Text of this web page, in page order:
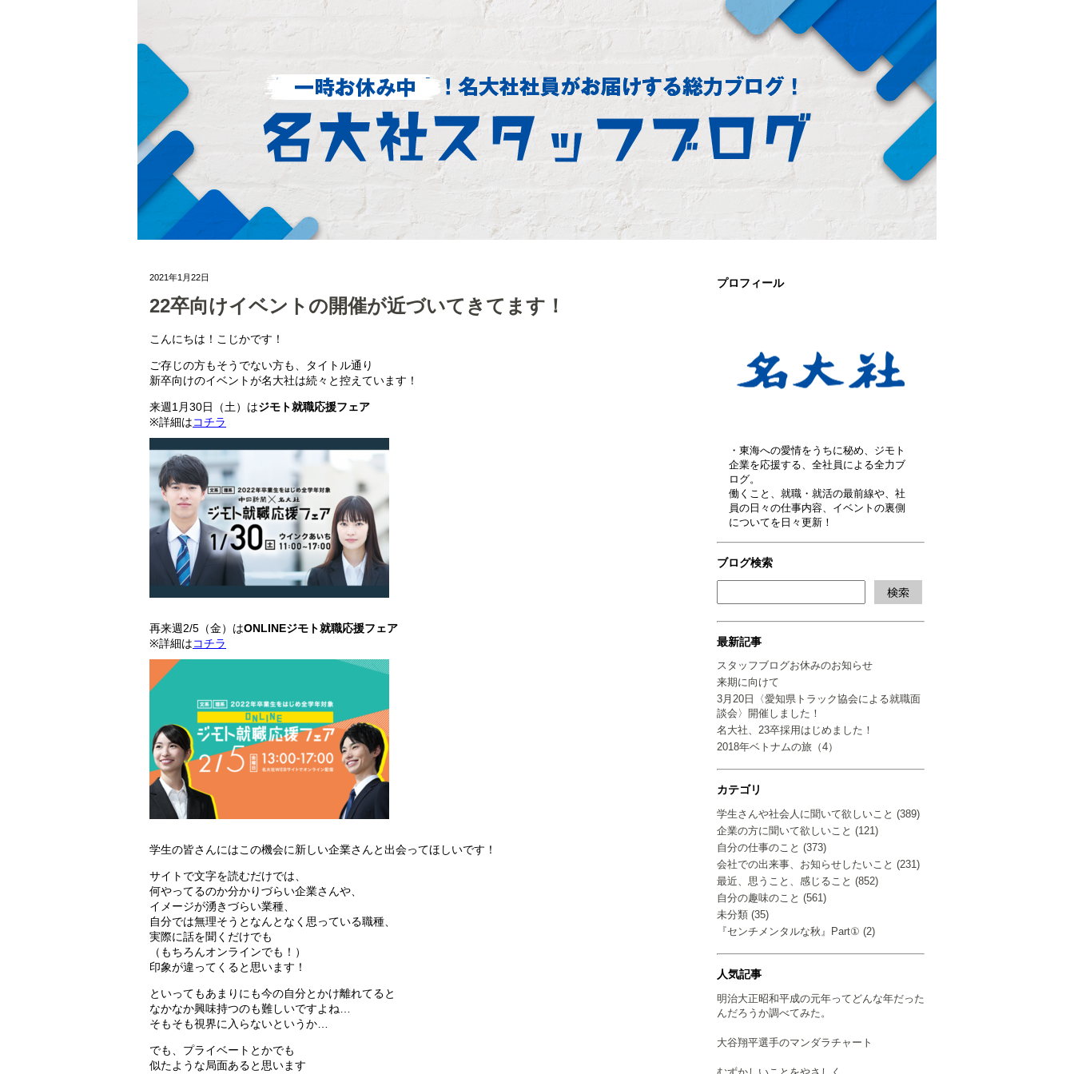
プロフィール
・東海への愛情をうちに秘め、ジモト
企業を応援する、全社員による全力ブ
ログ。
働くこと、就職・就活の最前線や、社
員の日々の仕事内容、イベントの裏側
についてを日々更新！
ブログ検索
最新記事
スタッフブログお休みのお知らせ
来期に向けて
3月20日〈愛知県トラック協会による就職面
談会〉開催しました！
名大社、23卒採用はじめました！
2018年ベトナムの旅（4）
カテゴリ
学生さんや社会人に聞いて欲しいこと (389)
企業の方に聞いて欲しいこと (121)
自分の仕事のこと (373)
会社での出来事、お知らせしたいこと (231)
最近、思うこと、感じること (852)
自分の趣味のこと (561)
未分類 (35)
『センチメンタルな秋』Part① (2)
人気記事
明治大正昭和平成の元年ってどんな年だった
んだろうか調べてみた。
大谷翔平選手のマンダラチャート
2021年1月22日
22卒向けイベントの開催が近づいてきてます！
こんにちは！こじかです！
ご存じの方もそうでない方も、タイトル通り
新卒向けのイベントが名大社は続々と控えています！
来週1月30日（土）はジモト就職応援フェア
※詳細はコチラ
再来週2/5（金）はONLINEジモト就職応援フェア
※詳細はコチラ
学生の皆さんにはこの機会に新しい企業さんと出会ってほしいです！
サイトで文字を読むだけでは、
何やってるのか分かりづらい企業さんや、
イメージが湧きづらい業種、
自分では無理そうとなんとなく思っている職種、
実際に話を聞くだけでも
（もちろんオンラインでも！）
印象が違ってくると思います！
といってもあまりにも今の自分とかけ離れてると
なかなか興味持つのも難しいですよね…
そもそも視界に入らないというか…
でも、プライベートとかでも
似たような局面あると思います